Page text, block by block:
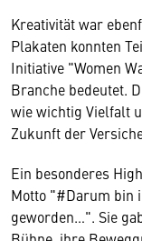
Kreativität war
Plakaten konnten
Initiative "Women
Branche bedeutet.
wie wichtig Vielfalt
Zukunft der
Ein besonderes
Motto "#Darum bin
geworden…". Sie